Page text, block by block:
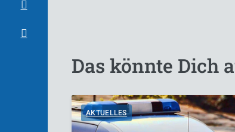
Das könnte Dich
AKTUELLES